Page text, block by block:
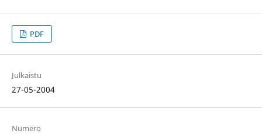
PDF
Julkaistu
27-05-2004
Numero